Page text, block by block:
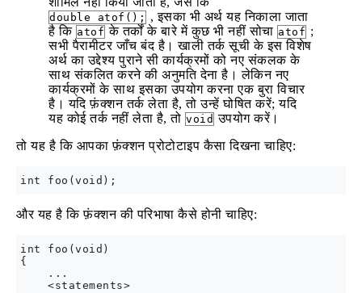
double atof();
, इसका भी अर्थ यह निकाला जाता
है कि atof के तर्कों के बारे में कुछ भी नहीं सोचा atof ;
सभी पैरामीटर जाँच बंद है। खाली तर्क सूची के इस विशेष
अर्थ का उद्देश्य पुराने सी कार्यक्रमों को नए संकलक के
साथ संकलित करने की अनुमति देना है। लेकिन नए
कार्यक्रमों के साथ इसका उपयोग करना एक बुरा विचार
है। यदि फ़ंक्शन तर्क लेता है, तो उन्हें घोषित करें; यदि
यह कोई तर्क नहीं लेता है, तो void उपयोग करें।
तो यह है कि आपका फ़ंक्शन प्रोटोटाइप कैसा दिखना चाहिए:
और यह है कि फ़ंक्शन की परिभाषा कैसे होनी चाहिए:
int foo(void)
{
    ...
    <statements>